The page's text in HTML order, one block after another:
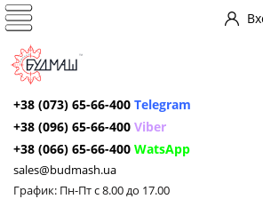
+38 (073) 65-66-400 Telegram
+38 (096) 65-66-400 Viber
+38 (066) 65-66-400 WatsApp
sales@budmash.ua
График: Пн-Пт с 8.00 до 17.00